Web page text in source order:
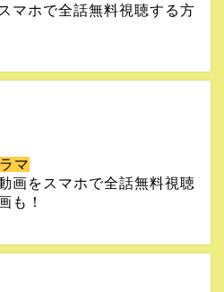
マホで全話無料視聴する方
マ
画をスマホで全話無料視聴
も！